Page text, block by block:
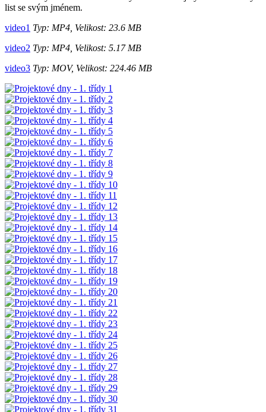
list se svým jménem.
video1 Typ: MP4, Velikost: 23.6 MB
video2 Typ: MP4, Velikost: 5.17 MB
video3 Typ: MOV, Velikost: 224.46 MB